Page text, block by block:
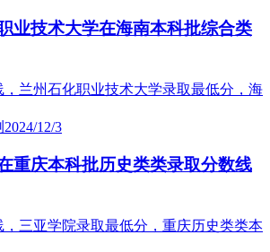
业技术大学在海南本科批综合类
2024/12/3
重庆本科批历史类类录取分数线